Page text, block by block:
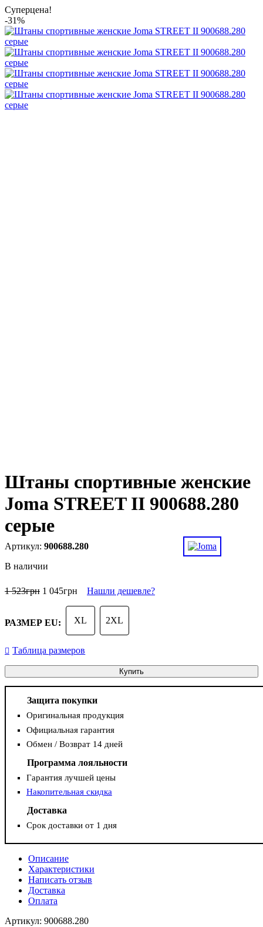
Суперцена!
-31%
Штаны спортивные женские
Joma STREET II 900688.280
серые
900688.280
В наличии
1 523грн 1 045грн Нашли дешевле?
РАЗМЕР EU: XL 2XL
Таблица размеров
Купить
Защита покупки
Оригинальная продукция
Официальная гарантия
Обмен / Возврат 14 дней
Программа лояльности
Гарантия лучшей цены
Накопительная скидка
Доставка
Срок доставки от 1 дня
Описание
Характеристики
Написать отзыв
Доставка
Оплата
Артикул: 900688.280